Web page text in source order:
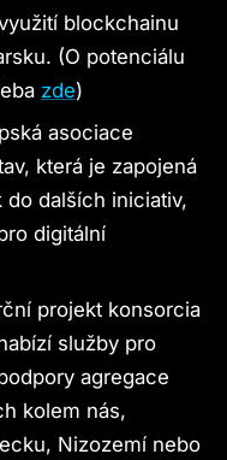
blockchainu
(O potenciálu
zde)
asociace
která je zapojená
do dalších iniciativ,
digitální
projekt konsorcia
služby pro
agregace
kolem nás,
Nizozemí nebo